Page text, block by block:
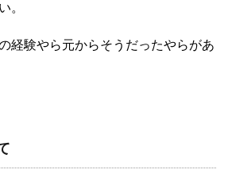
。
経験やら元からそうだったやらがあ